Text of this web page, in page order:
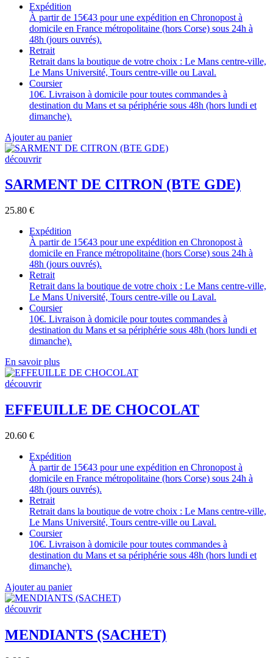
Expédition
À partir de 15€43 pour une expédition en Chronopost à
domicile en France métropolitaine (hors Corse) sous 24h à
48h (jours ouvrés).
Retrait
Retrait dans la boutique de votre choix : Le Mans centre-ville,
Le Mans Université, Tours centre-ville ou Laval.
Coursier
10€. Livraison à domicile pour toutes commandes à
destination du Mans et sa périphérie sous 48h (hors lundi et
dimanche).
Ajouter au panier
découvrir
SARMENT DE CITRON (BTE GDE)
25.80 €
Expédition
À partir de 15€43 pour une expédition en Chronopost à
domicile en France métropolitaine (hors Corse) sous 24h à
48h (jours ouvrés).
Retrait
Retrait dans la boutique de votre choix : Le Mans centre-ville,
Le Mans Université, Tours centre-ville ou Laval.
Coursier
10€. Livraison à domicile pour toutes commandes à
destination du Mans et sa périphérie sous 48h (hors lundi et
dimanche).
En savoir plus
découvrir
EFFEUILLE DE CHOCOLAT
20.60 €
Expédition
À partir de 15€43 pour une expédition en Chronopost à
domicile en France métropolitaine (hors Corse) sous 24h à
48h (jours ouvrés).
Retrait
Retrait dans la boutique de votre choix : Le Mans centre-ville,
Le Mans Université, Tours centre-ville ou Laval.
Coursier
10€. Livraison à domicile pour toutes commandes à
destination du Mans et sa périphérie sous 48h (hors lundi et
dimanche).
Ajouter au panier
découvrir
MENDIANTS (SACHET)